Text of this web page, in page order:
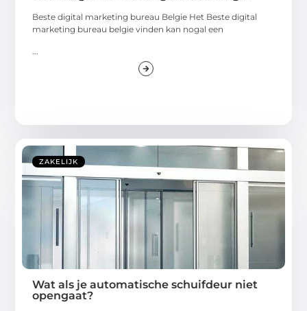
Beste digital marketing bureau Belgie Het Beste digital
marketing bureau belgie vinden kan nogal een
ZAKELIJK
Wat als je automatische schuifdeur niet
opengaat?